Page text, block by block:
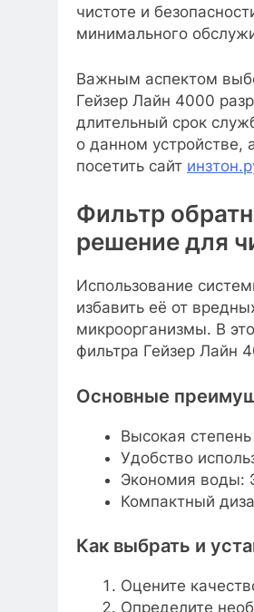
чистоте и
минимального
Важным аспектом
Гейзер Лайн 4000
длительный срок
о данном устройстве,
посетить сайт
Фильтр
решение для
Использование
избавить её от
микроорганизмы. В
фильтра Гейзер Лайн
Основные
Высокая
Удобство
Экономия воды:
Компактный
Как выбрать и
Оцените
Определите